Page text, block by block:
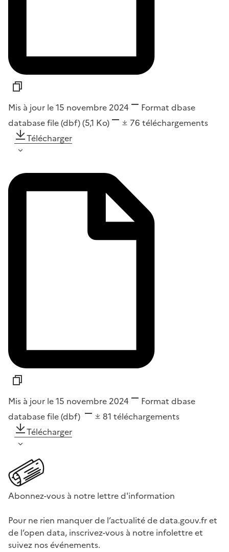
Mis à jour le 15 novembre 2024 Format dbase
database file (dbf)(5,1 Ko) 76 téléchargements
Télécharger
Mis à jour le 15 novembre 2024 Format dbase
database file (dbf)
81 téléchargements
Télécharger
Abonnez-vous à notre lettre d'information
Pour ne rien manquer de l’actualité de data.gouv.fr et
de l’open data, inscrivez-vous à notre infolettre et
suivez nos événements.